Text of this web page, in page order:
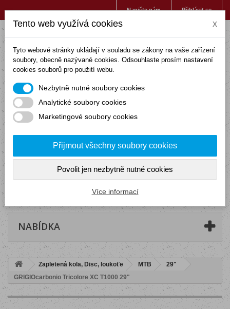
Přihlásit se
Napište nám
(prázdný)
NABÍDKA
Zapletená kola, Disc, loukoťe MTB
29"
GRIGIOcarbonio Tricolore XC T1000 29"
Tento web využívá cookies x
Tyto webové stránky ukládají v souladu se zákony na vaše zařízení
soubory, obecně nazývané cookies. Odsouhlaste prosím nastavení
cookies souborů pro použití webu.
Nezbytně nutné soubory cookies
Analytické soubory cookies
Marketingové soubory cookies
Přijmout všechny soubory cookies
Povolit jen nezbytně nutné cookies
Více informací